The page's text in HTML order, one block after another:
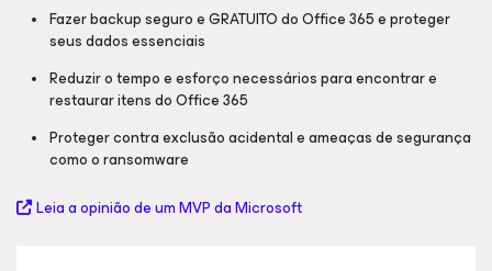
Fazer backup seguro e GRATUITO do Office 365 e proteger
seus dados essenciais
Reduzir o tempo e esforço necessários para encontrar e
restaurar itens do Office 365
Proteger contra exclusão acidental e ameaças de segurança
como o ransomware
Leia a opinião de um MVP da Microsoft